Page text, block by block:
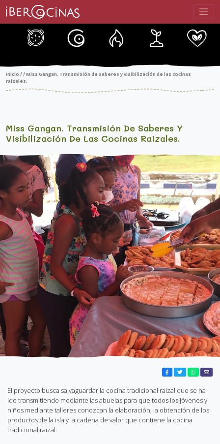
Inicio //Miss Gangan. Transmisión de saberes y visibilización de las cocinas
raizales.
Miss Gangan. Transmisión De Saberes Y
Visibilización De Las Cocinas Raizales.
El proyecto busca salvaguardar la cocina tradicional raizal que se ha
ido transmitiendo mediante las abuelas para que todos los jóvenes y
niños mediante talleres conozcan la elaboración, la obtención de los
productos de la isla y la cadena de valor que contiene la cocina
tradicional raizal.